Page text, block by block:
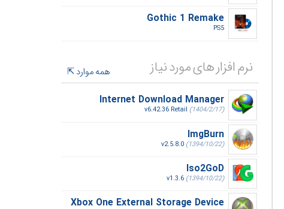
Gothic 1 Remake
PS5‎
نرم افزار های مورد نیاز
همه موارد
Internet Download Manager
v6.42.36 Retail (1404/2/17)
ImgBurn
v2.5.8.0 (1394/10/22)
Iso2GoD
v1.3.6 (1394/10/22)
Xbox One External Storage Device